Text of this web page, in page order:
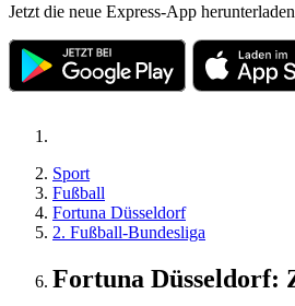
Jetzt die neue Express-App
Sport
Fußball
Fortuna Düsseldorf
2. Fußball-Bundesliga
Fortuna Düsseldorf: